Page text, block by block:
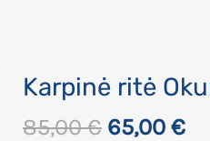
Karpinė ritė
85,00€ 65,00 €